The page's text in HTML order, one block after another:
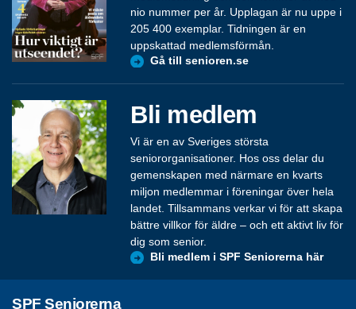
nio nummer per år. Upplagan är nu uppe i
205 400 exemplar. Tidningen är en
uppskattad medlemsförmån.
Gå till senioren.se
Bli medlem
Vi är en av Sveriges största
seniororganisationer. Hos oss delar du
gemenskapen med närmare en kvarts
miljon medlemmar i föreningar över hela
landet. Tillsammans verkar vi för att skapa
bättre villkor för äldre – och ett aktivt liv för
dig som senior.
Bli medlem i SPF Seniorerna här
SPF Seniorerna